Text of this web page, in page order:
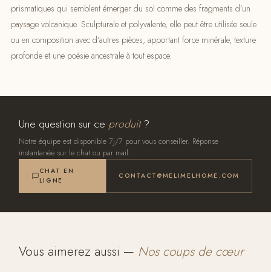
prismatiques qui semblent émerger du sol comme des fragments d’un
paysage volcanique. Sculpturale et polyvalente, elle peut être utilisée seule
ou en composition avec d’autres pièces, apportant force minérale, texture
profonde et une poésie ancestrale à tout espace.
Une question sur ce produit?
Notre équipe est disponible 7j/7 pour vous conseiller. Réponse
instantanée sur le chat ou par mail.
CHAT EN
LIGNE
CONTACT@MELIMELHOME.COM
Vous aimerez aussi — Nos coups de cœur